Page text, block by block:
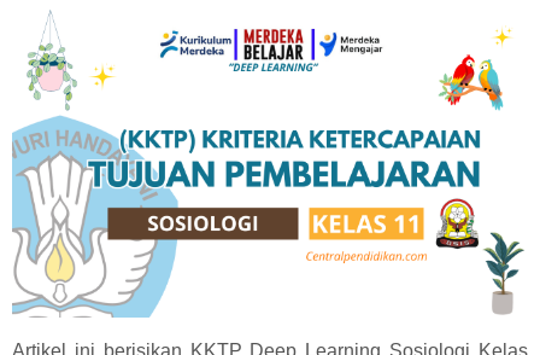
Artikel ini berisikan KKTP Deep Learning Sosiologi Kelas